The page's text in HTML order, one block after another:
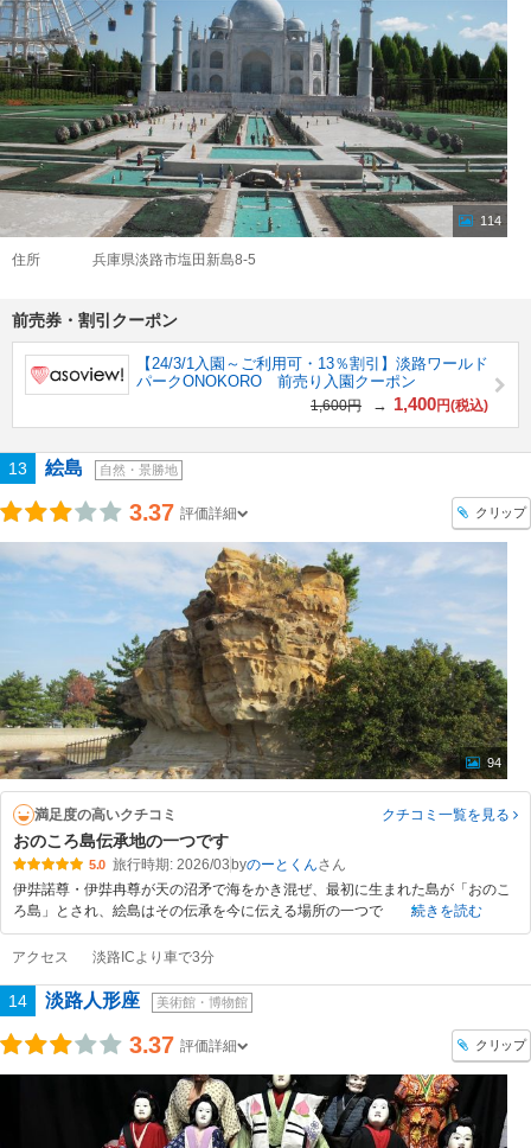
114
住所 兵庫県淡路市塩田新島8-5
前売券・割引クーポン
【24/3/1入園～ご利用可・13％割引】淡路ワールド
パークONOKORO 前売り入園クーポン
1,600円 → 1,400円(税込)
13 絵島 自然・景勝地
3.37 評価詳細 クリップ
94
満足度の高いクチコミ クチコミ一覧を見る
おのころ島伝承地の一つです
5.0 旅行時期: 2026/03 byのーとくん
伊弉諾尊・伊弉冉尊が天の沼矛で海をかき混ぜ、最初に生まれた島が「おのこ
ろ島」とされ、絵島はその伝承を今に伝える場所の一つで
続きを読む
アクセス 淡路ICより車で3分
14 淡路人形座 美術館・博物館
3.37 評価詳細 クリップ